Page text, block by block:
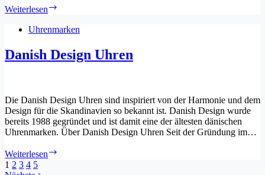
Weiterlesen
Field
Uhrenmarken
Danish Design Uhren
Die Danish Design Uhren sind inspiriert von der Harmonie und dem
Design für die Skandinavien so bekannt ist. Danish Design wurde
bereits 1988 gegründet und ist damit eine der ältesten dänischen
Uhrenmarken. Über Danish Design Uhren Seit der Gründung im…
Weiterlesen
1 2 3 4 5